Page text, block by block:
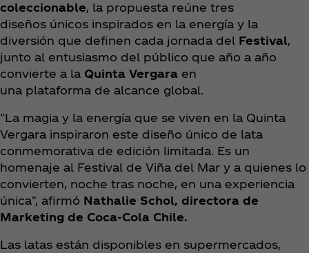
coleccionable, la propuesta reúne tres
diseños únicos inspirados en la energía y la
diversión que definen cada jornada del Festival,
junto al entusiasmo del público que año a año
convierte a la Quinta Vergara en
una plataforma de alcance global.
"La magia y la energía que se viven en la Quinta
Vergara inspiraron este diseño único de lata
conmemorativa de edición limitada. Es un
homenaje al Festival de Viña del Mar y a quienes lo
convierten, noche tras noche, en una experiencia
única", afirmó Nathalie Schol, directora de
Marketing de Coca‑Cola Chile.
Las latas están disponibles en supermercados,